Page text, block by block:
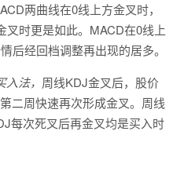
两曲线在0线上方金叉时，
叉时更是如此。MACD在0线上
后经回档调整再出现的居多。
法， 周线KDJ金叉后，股价
二周快速再次形成金叉。周线
每次死叉后再金叉均是买入时